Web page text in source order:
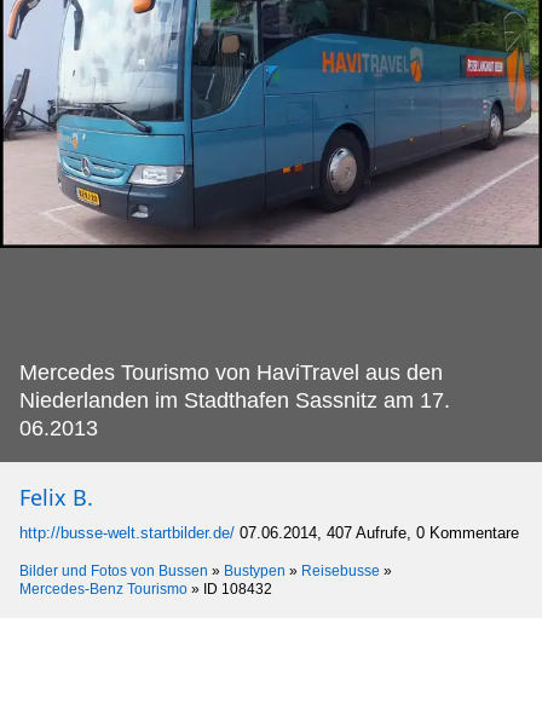
Mercedes Tourismo von HaviTravel aus den
Niederlanden im Stadthafen Sassnitz am 17.
06.2013
Felix B.
http://busse-welt.startbilder.de/ 07.06.2014, 407 Aufrufe, 0 Kommentare
Bilder und Fotos von Bussen » Bustypen » Reisebusse »
Mercedes-Benz Tourismo » ID 108432